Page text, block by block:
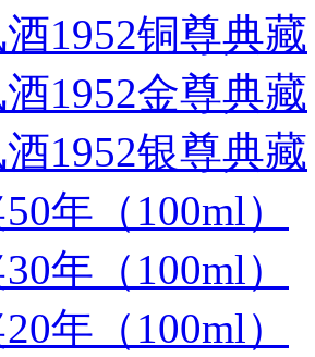
1952铜尊典藏
1952金尊典藏
1952银尊典藏
年（100ml）
年（100ml）
年（100ml）